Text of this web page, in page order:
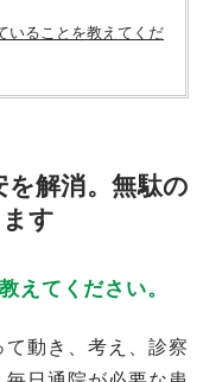
いることを教えてくだ
解消。無駄の
す
えてください。
動き、考え、診察